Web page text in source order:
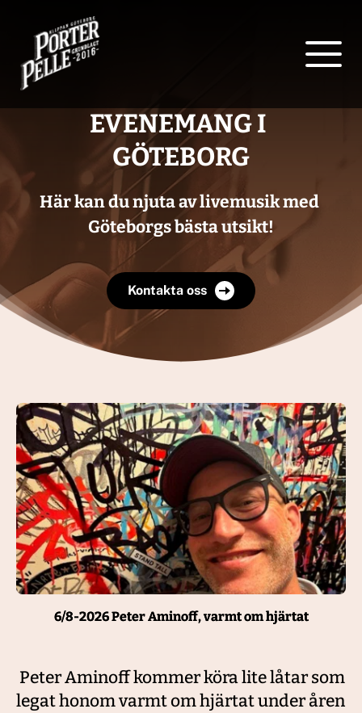
EVENEMANG I
GÖTEBORG
Här kan du njuta av livemusik med
Göteborgs bästa utsikt!
Kontakta oss
6/8-2026 Peter Aminoff, varmt om hjärtat
Peter Aminoff kommer köra lite låtar som
legat honom varmt om hjärtat under åren